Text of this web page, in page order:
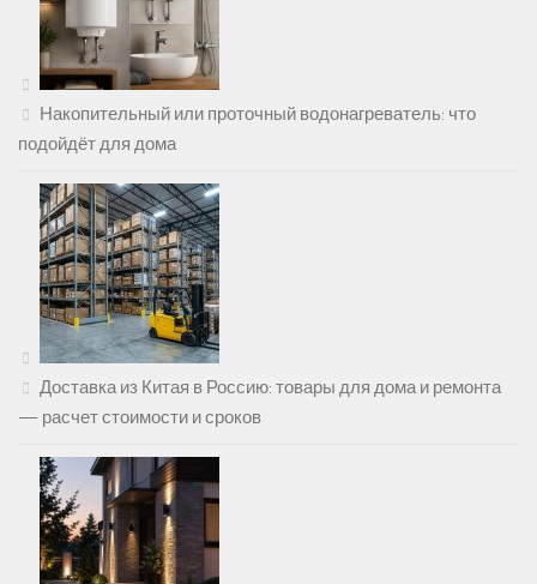
Накопительный или проточный водонагреватель: что
подойдёт для дома
Доставка из Китая в Россию: товары для дома и ремонта
— расчет стоимости и сроков